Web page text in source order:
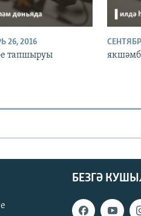
26, 2016
тапшыруы
БЕЗГӘ